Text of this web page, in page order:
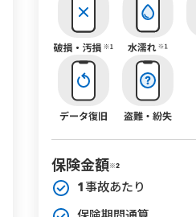
保険金額 ※2
1事故あたり